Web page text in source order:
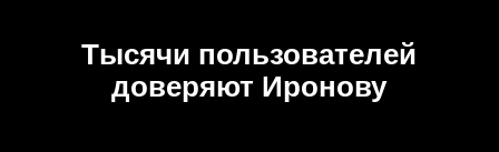
Тысячи пользователей
доверяют Иронову